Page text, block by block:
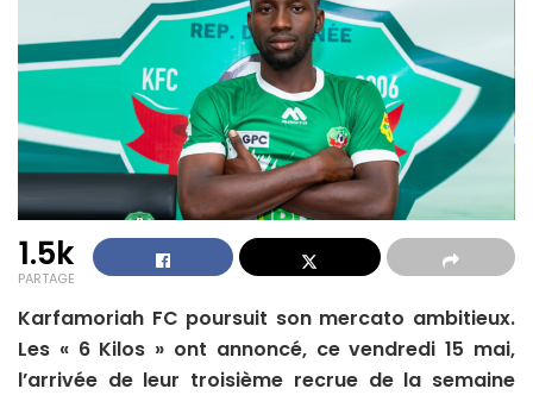
1.5k
PARTAGE
Karfamoriah FC poursuit son mercato ambitieux.
Les « 6 Kilos » ont annoncé, ce vendredi 15 mai,
l’arrivée de leur troisième recrue de la semaine